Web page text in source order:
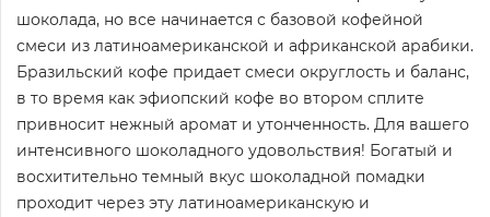
шоколада, но все начинается с базовой кофейной
смеси из латиноамериканской и африканской арабики.
Бразильский кофе придает смеси округлость и баланс,
в то время как эфиопский кофе во втором сплите
привносит нежный аромат и утонченность. Для вашего
интенсивного шоколадного удовольствия! Богатый и
восхитительно темный вкус шоколадной помадки
проходит через эту латиноамериканскую и